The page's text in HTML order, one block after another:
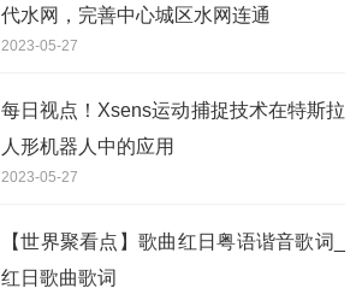
代水网，完善中心城区水网连通
2023-05-27
每日视点！Xsens运动捕捉技术在特斯拉
人形机器人中的应用
2023-05-27
【世界聚看点】歌曲红日粤语谐音歌词_
红日歌曲歌词